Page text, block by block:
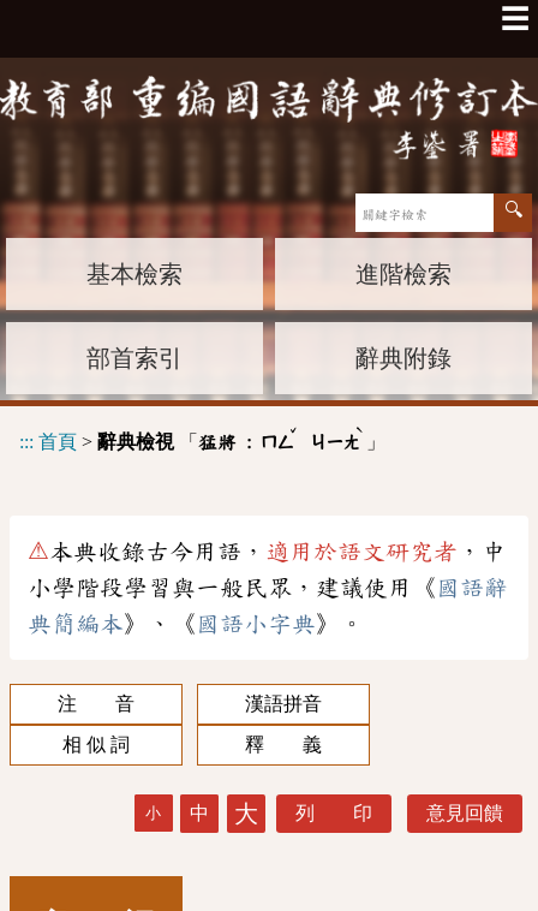
☰
基本檢索 進階檢索
部首索引 辭典附錄
::: 首頁 > 辭典檢視「 猛將 : ㄇㄥ
ˇ
ㄐㄧㄤ
ˋ
」
⚠本典收錄古今用語， 適用於語文研究者 ，中
小學階段學習與一般民眾，建議使用《 國語辭
典簡編本》、《 國語小字典》。
注 音
漢語拼音
相 似 詞
釋 義
小 中 大 列 印 意見回饋